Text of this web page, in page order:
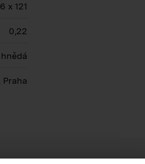
x 121
0,22
hnědá
Praha